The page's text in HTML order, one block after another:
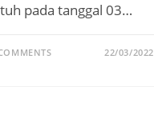
pada tanggal 03…
22/03/2022